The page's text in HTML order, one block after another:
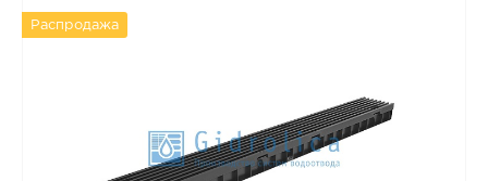
Распродажа